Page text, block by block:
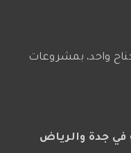
واحد، بمشروعات
في جدة والرياض